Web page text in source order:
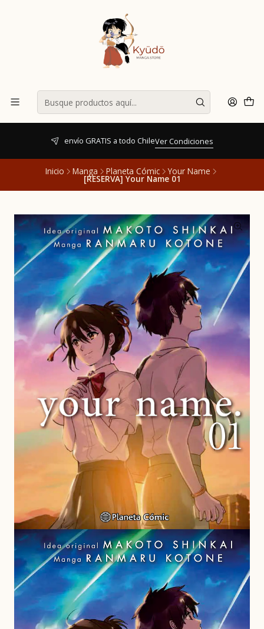
envío GRATIS a todo ChileVer Condiciones
Inicio Manga Planeta Cómic Your Name
[RESERVA] Your Name 01